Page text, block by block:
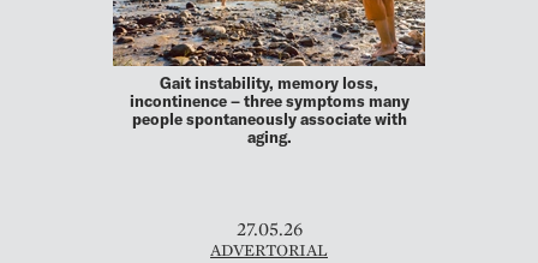
Gait instability, memory loss,
incontinence – three symptoms many
people spontaneously associate with
aging.
27.05.26
ADVERTORIAL